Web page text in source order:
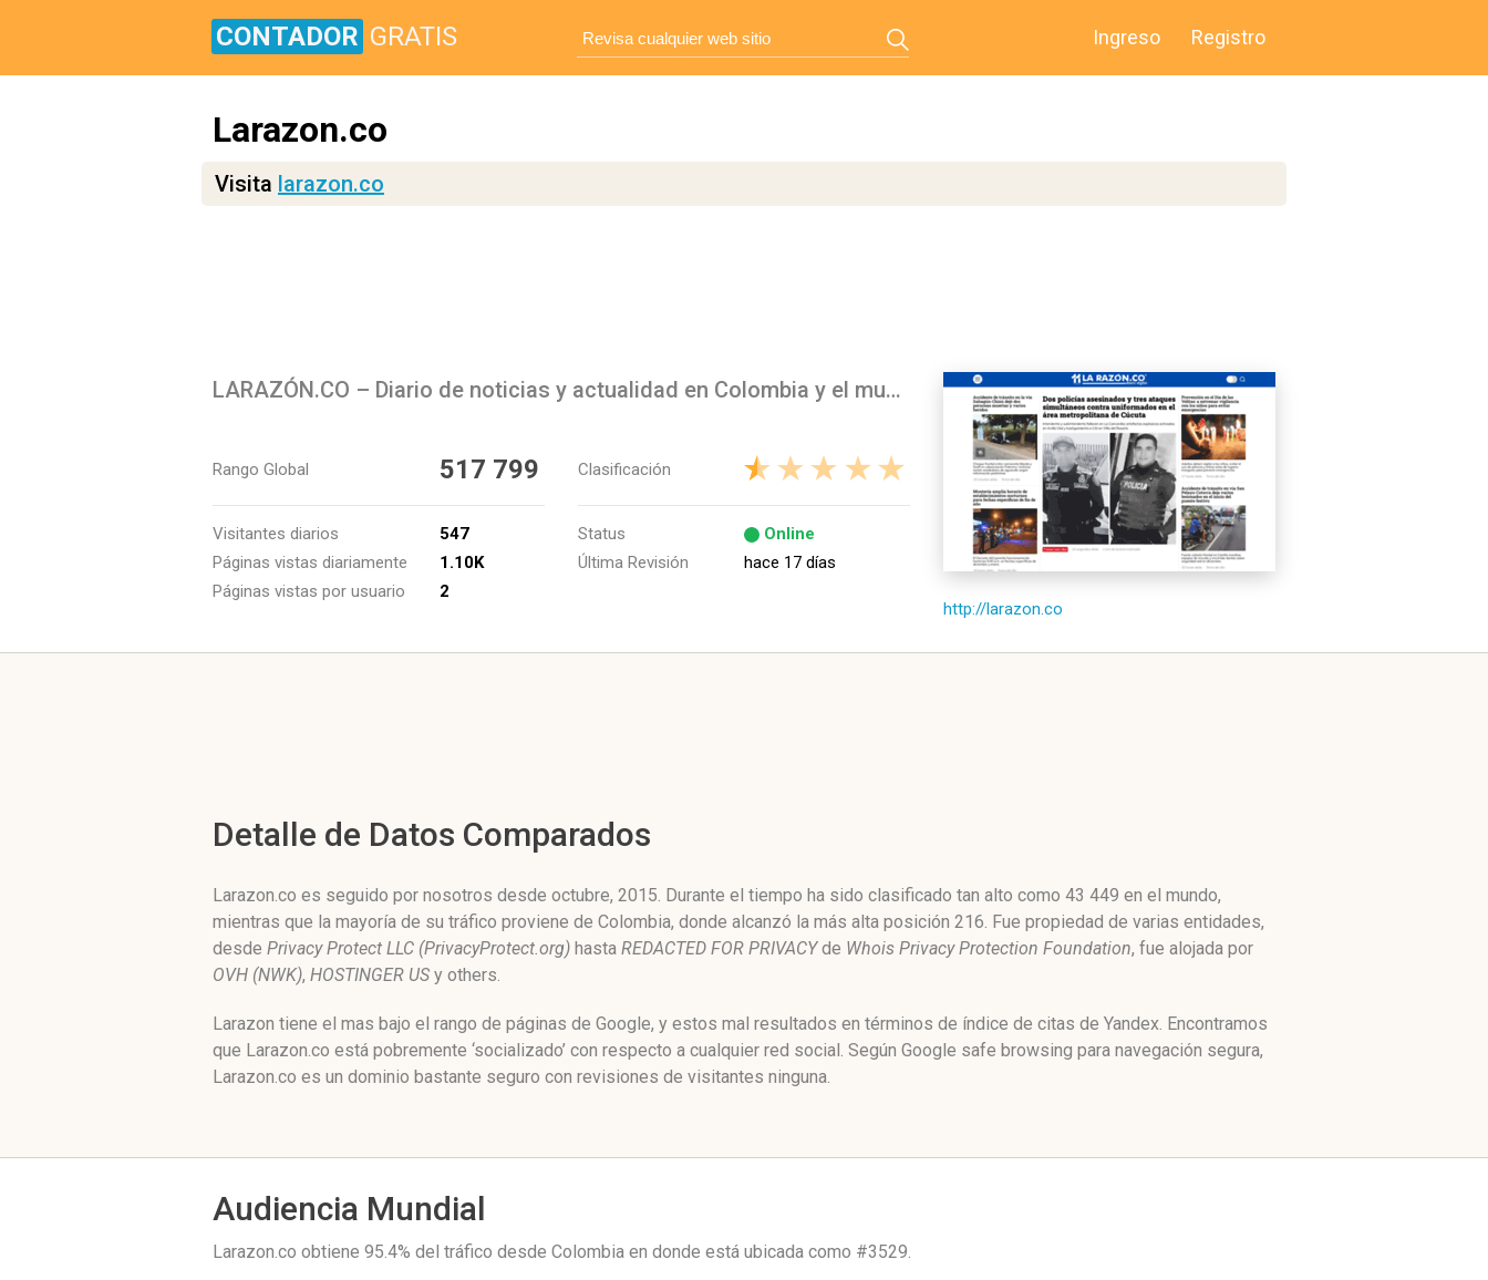
CONTADOR GRATIS Ingreso Registro
Larazon.co
Visita larazon.co
LARAZÓN.CO – Diario de noticias y actualidad en Colombia y el mundo
Rango Global 517 799
Visitantes diarios
547
Páginas vistas diariamente
1.10K
Páginas vistas por usuario
2
Clasificación
Status
Online
Última Revisión
hace 17 días
http://larazon.co
Detalle de Datos Comparados
Larazon.co es seguido por nosotros desde octubre, 2015. Durante el tiempo ha sido clasificado tan alto como 43 449 en el mundo,
mientras que la mayoría de su tráfico proviene de Colombia, donde alcanzó la más alta posición 216. Fue propiedad de varias entidades,
desde Privacy Protect LLC (PrivacyProtect.org) hasta REDACTED FOR PRIVACYde Whois Privacy Protection Foundation, fue alojada por
OVH (NWK), HOSTINGER US y others.
Larazon tiene el mas bajo el rango de páginas de Google, y estos mal resultados en términos de índice de citas de Yandex. Encontramos
que Larazon.co está pobremente ‘socializado’ con respecto a cualquier red social. Según Google safe browsing para navegación segura,
Larazon.co es un dominio bastante seguro con revisiones de visitantes ninguna.
Audiencia Mundial
Larazon.co obtiene 95.4% del tráfico desde Colombia en donde está ubicada como #3529.